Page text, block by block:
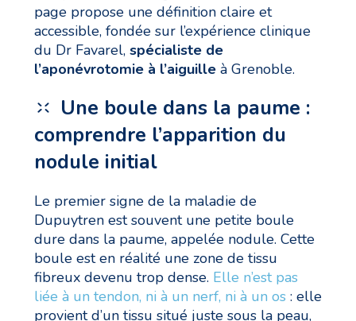
page propose une définition claire et
accessible, fondée sur l’expérience clinique
du Dr Favarel, spécialiste de
l’aponévrotomie à l’aiguille à Grenoble.
Une boule dans la paume :
comprendre l’apparition du
nodule initial
Le premier signe de la maladie de
Dupuytren est souvent une petite boule
dure dans la paume, appelée nodule. Cette
boule est en réalité une zone de tissu
fibreux devenu trop dense. Elle n’est pas
liée à un tendon, ni à un nerf, ni à un os : elle
provient d’un tissu situé juste sous la peau,